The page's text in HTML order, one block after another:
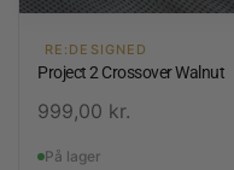
RE:DESIGNED
Project 2 Crossover Walnut
999,00 kr.
På lager